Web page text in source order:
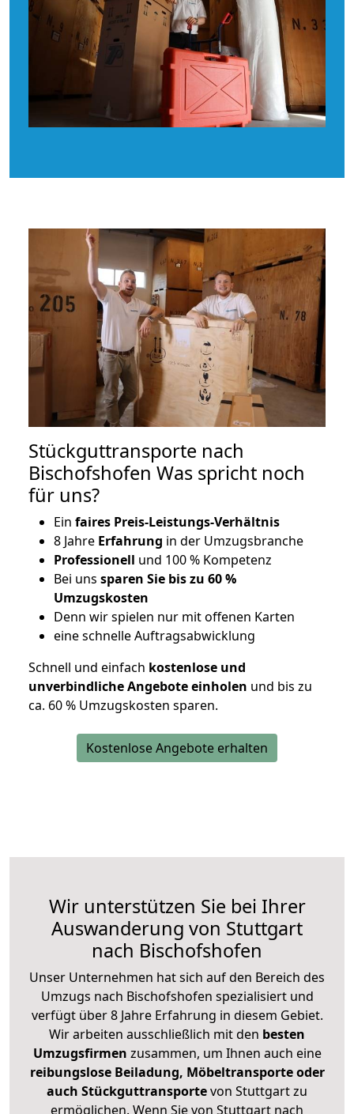
Stückguttransporte nach
Bischofshofen Was spricht noch
für uns?
Ein faires Preis-Leistungs-Verhältnis
8 Jahre Erfahrung in der Umzugsbranche
Professionell und 100 % Kompetenz
Bei uns sparen Sie bis zu 60 %
Umzugskosten
Denn wir spielen nur mit offenen Karten
eine schnelle Auftragsabwicklung
Schnell und einfach kostenlose und
unverbindliche Angebote einholen und bis zu
ca. 60 % Umzugskosten sparen.
Kostenlose Angebote erhalten
Wir unterstützen Sie bei Ihrer
Auswanderung von Stuttgart
nach Bischofshofen
Unser Unternehmen hat sich auf den Bereich des
Umzugs nach Bischofshofen spezialisiert und
verfügt über 8 Jahre Erfahrung in diesem Gebiet.
Wir arbeiten ausschließlich mit den besten
Umzugsfirmen zusammen, um Ihnen auch eine
reibungslose Beiladung, Möbeltransporte oder
auch Stückguttransportevon Stuttgart zu
ermöglichen. Wenn Sie von Stuttgart nach